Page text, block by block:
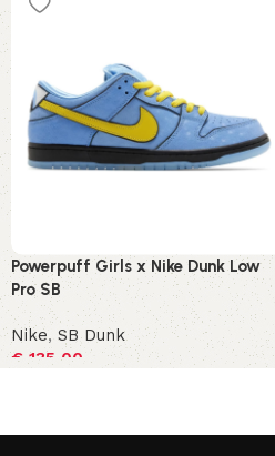
Powerpuff Girls x Nike Dunk Low
Pro SB
Nike, SB Dunk
€ 135,00